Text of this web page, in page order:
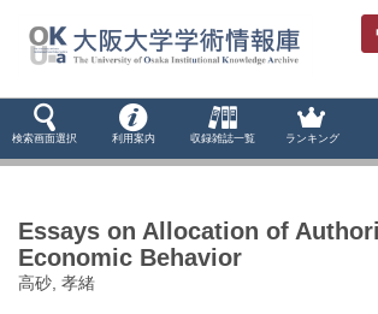
検索画面選択 利用案内 収録雑誌一覧 ランキング
Essays on Allocation of
Economic Behavior
高砂, 孝緒